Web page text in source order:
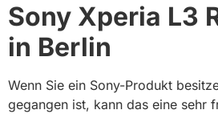
Sony Xperia L3
in Berlin
Wenn Sie ein Sony-Produkt
gegangen ist, kann das eine sehr